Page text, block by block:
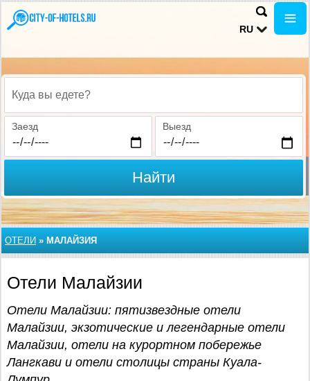
RU
Куда вы едете?
Заезд Выезд
Найти
ОТЕЛИ » МАЛАЙЗИЯ
Отели Малайзии
Отели Малайзии: пятизвездные отели
Малайзии, экзотические и легендарные отели
Малайзии, отели на курортном побережье
Лангкави и отели столицы страны Куала-